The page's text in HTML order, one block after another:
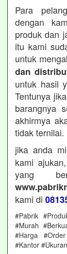
Para
dengan
produk dan
itu kami
untuk
dan
untuk hasil
Tentunya
barangnya
akhirmya
tidak ternilai.
jika anda
kami
yang
kami di
#Pabrik
#Murah
#Harga
#Kantor #Ukuran